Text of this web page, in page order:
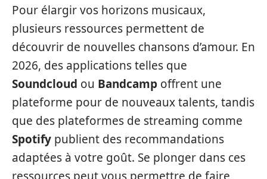
Pour élargir vos horizons musicaux,
plusieurs ressources permettent de
découvrir de nouvelles chansons d’amour. En
2026, des applications telles que
Soundcloud ou Bandcamp offrent une
plateforme pour de nouveaux talents, tandis
que des plateformes de streaming comme
Spotify publient des recommandations
adaptées à votre goût. Se plonger dans ces
ressources peut vous permettre de faire